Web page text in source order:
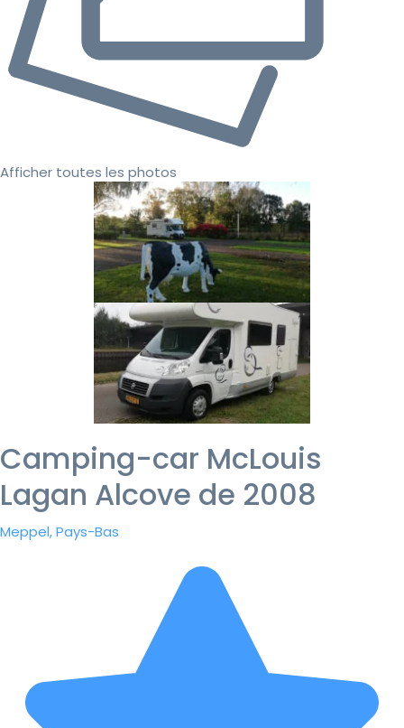
Afficher toutes les photos
Camping-car McLouis
Lagan Alcove de 2008
Meppel, Pays-Bas